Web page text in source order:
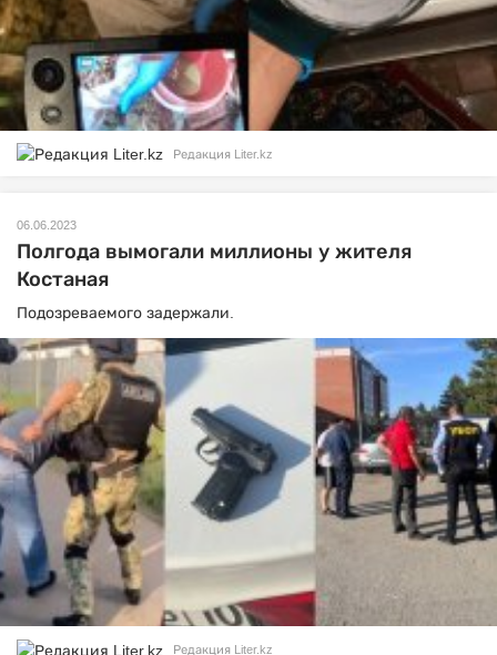
Редакция Liter.kz
06.06.2023
Полгода вымогали миллионы у жителя
Костаная
Подозреваемого задержали.
Редакция Liter.kz